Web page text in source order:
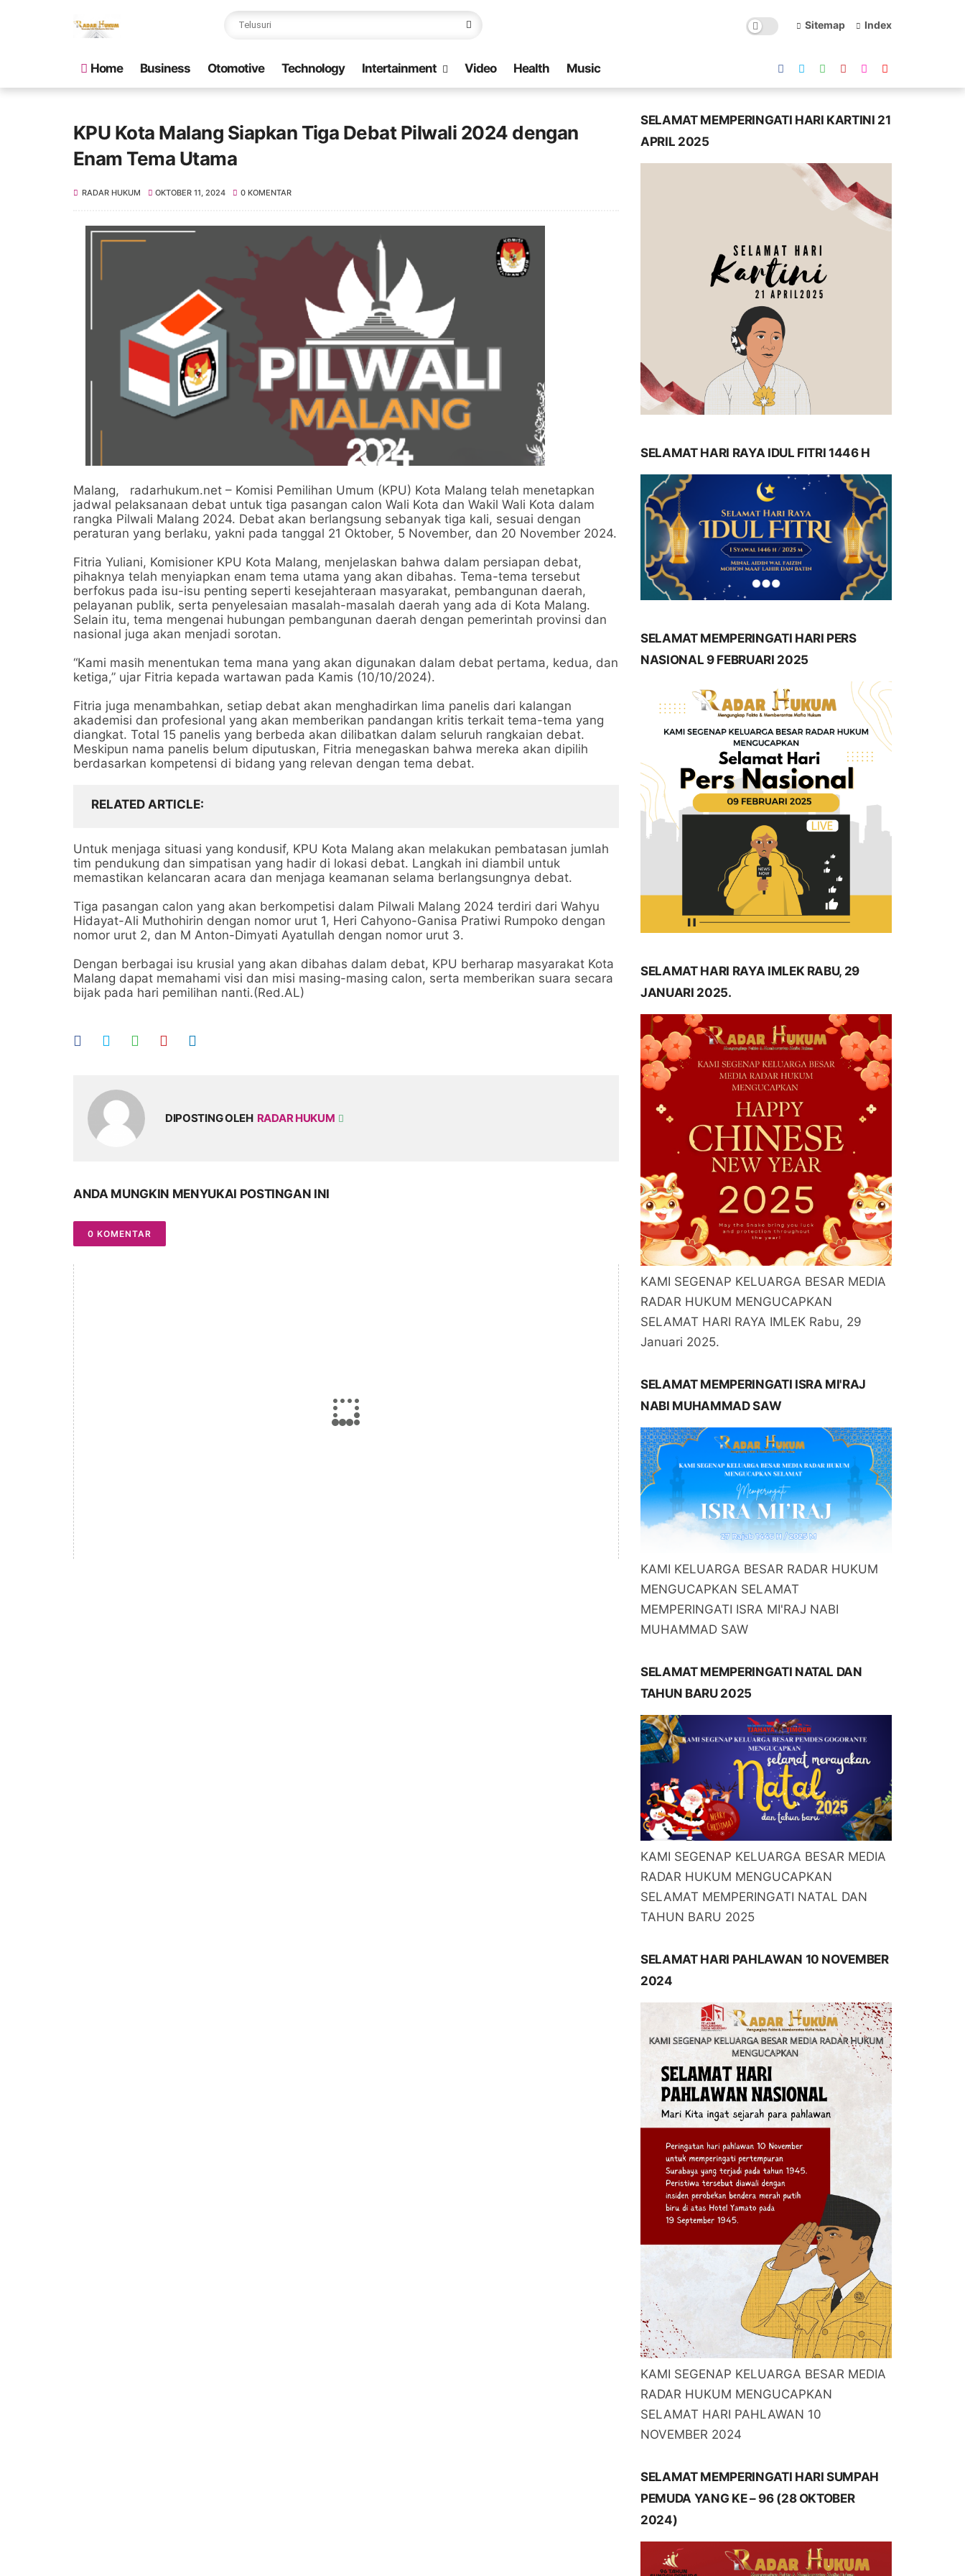
Sitemap Index
Home Business Otomotive Technology Intertainment Video Health Music
KPU Kota Malang Siapkan Tiga Debat Pilwali 2024 dengan
Enam Tema Utama
RADAR HUKUM OKTOBER 11, 2024 0 KOMENTAR
Malang, radarhukum.net – Komisi Pemilihan Umum (KPU) Kota Malang telah menetapkan
jadwal pelaksanaan debat untuk tiga pasangan calon Wali Kota dan Wakil Wali Kota dalam
rangka Pilwali Malang 2024. Debat akan berlangsung sebanyak tiga kali, sesuai dengan
peraturan yang berlaku, yakni pada tanggal 21 Oktober, 5 November, dan 20 November 2024.
Fitria Yuliani, Komisioner KPU Kota Malang, menjelaskan bahwa dalam persiapan debat,
pihaknya telah menyiapkan enam tema utama yang akan dibahas. Tema-tema tersebut
berfokus pada isu-isu penting seperti kesejahteraan masyarakat, pembangunan daerah,
pelayanan publik, serta penyelesaian masalah-masalah daerah yang ada di Kota Malang.
Selain itu, tema mengenai hubungan pembangunan daerah dengan pemerintah provinsi dan
nasional juga akan menjadi sorotan.
“Kami masih menentukan tema mana yang akan digunakan dalam debat pertama, kedua, dan
ketiga,” ujar Fitria kepada wartawan pada Kamis (10/10/2024).
Fitria juga menambahkan, setiap debat akan menghadirkan lima panelis dari kalangan
akademisi dan profesional yang akan memberikan pandangan kritis terkait tema-tema yang
diangkat. Total 15 panelis yang berbeda akan dilibatkan dalam seluruh rangkaian debat.
Meskipun nama panelis belum diputuskan, Fitria menegaskan bahwa mereka akan dipilih
berdasarkan kompetensi di bidang yang relevan dengan tema debat.
RELATED ARTICLE
Untuk menjaga situasi yang kondusif, KPU Kota Malang akan melakukan pembatasan jumlah
tim pendukung dan simpatisan yang hadir di lokasi debat. Langkah ini diambil untuk
memastikan kelancaran acara dan menjaga keamanan selama berlangsungnya debat.
Tiga pasangan calon yang akan berkompetisi dalam Pilwali Malang 2024 terdiri dari Wahyu
Hidayat-Ali Muthohirin dengan nomor urut 1, Heri Cahyono-Ganisa Pratiwi Rumpoko dengan
nomor urut 2, dan M Anton-Dimyati Ayatullah dengan nomor urut 3.
Dengan berbagai isu krusial yang akan dibahas dalam debat, KPU berharap masyarakat Kota
Malang dapat memahami visi dan misi masing-masing calon, serta memberikan suara secara
bijak pada hari pemilihan nanti.(Red.AL)
DIPOSTING OLEH RADAR HUKUM
ANDA MUNGKIN MENYUKAI POSTINGAN INI
0 KOMENTAR
SELAMAT MEMPERINGATI HARI KARTINI 21
APRIL 2025
SELAMAT HARI RAYA IDUL FITRI 1446 H
SELAMAT MEMPERINGATI HARI PERS
NASIONAL 9 FEBRUARI 2025
SELAMAT HARI RAYA IMLEK RABU, 29
JANUARI 2025.
KAMI SEGENAP KELUARGA BESAR MEDIA
RADAR HUKUM MENGUCAPKAN
SELAMAT HARI RAYA IMLEK Rabu, 29
Januari 2025.
SELAMAT MEMPERINGATI ISRA MI'RAJ
NABI MUHAMMAD SAW
KAMI KELUARGA BESAR RADAR HUKUM
MENGUCAPKAN SELAMAT
MEMPERINGATI ISRA MI'RAJ NABI
MUHAMMAD SAW
SELAMAT MEMPERINGATI NATAL DAN
TAHUN BARU 2025
KAMI SEGENAP KELUARGA BESAR MEDIA
RADAR HUKUM MENGUCAPKAN
SELAMAT MEMPERINGATI NATAL DAN
TAHUN BARU 2025
SELAMAT HARI PAHLAWAN 10 NOVEMBER
2024
KAMI SEGENAP KELUARGA BESAR MEDIA
RADAR HUKUM MENGUCAPKAN
SELAMAT HARI PAHLAWAN 10
NOVEMBER 2024
SELAMAT MEMPERINGATI HARI SUMPAH
PEMUDA YANG KE – 96 (28 OKTOBER
2024)